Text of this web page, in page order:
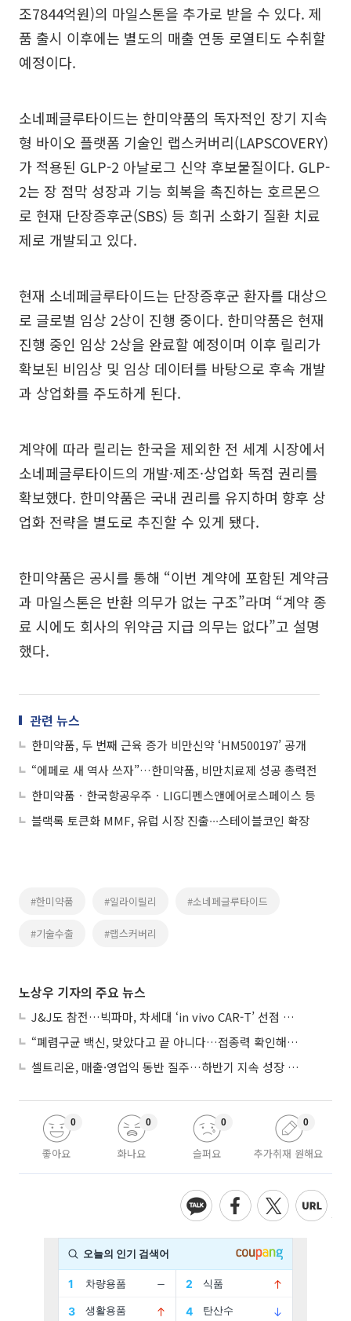
조7844억원)의 마일스톤을 추가로 받을 수 있다. 제
품 출시 이후에는 별도의 매출 연동 로열티도 수취할
예정이다.
소네페글루타이드는 한미약품의 독자적인 장기 지속
형 바이오 플랫폼 기술인 랩스커버리(LAPSCOVERY)
가 적용된 GLP-2 아날로그 신약 후보물질이다. GLP-
2는 장 점막 성장과 기능 회복을 촉진하는 호르몬으
로 현재 단장증후군(SBS) 등 희귀 소화기 질환 치료
제로 개발되고 있다.
현재 소네페글루타이드는 단장증후군 환자를 대상으
로 글로벌 임상 2상이 진행 중이다. 한미약품은 현재
진행 중인 임상 2상을 완료할 예정이며 이후 릴리가
확보된 비임상 및 임상 데이터를 바탕으로 후속 개발
과 상업화를 주도하게 된다.
계약에 따라 릴리는 한국을 제외한 전 세계 시장에서
소네페글루타이드의 개발·제조·상업화 독점 권리를
확보했다. 한미약품은 국내 권리를 유지하며 향후 상
업화 전략을 별도로 추진할 수 있게 됐다.
한미약품은 공시를 통해 “이번 계약에 포함된 계약금
과 마일스톤은 반환 의무가 없는 구조”라며 “계약 종
료 시에도 회사의 위약금 지급 의무는 없다”고 설명
했다.
관련 뉴스
한미약품, 두 번째 근육 증가 비만신약 ‘HM500197’ 공개
“에페로 새 역사 쓰자”…한미약품, 비만치료제 성공 총력전
한미약품ㆍ한국항공우주ㆍLIG디펜스앤에어로스페이스 등
블랙록 토큰화 MMF, 유럽 시장 진출∙∙∙스테이블코인 확장
#한미약품 #일라이릴리 #소네페글루타이드
#기술수출 #랩스커버리
노상우 기자의 주요 뉴스
J&J도 참전…빅파마, 차세대 ‘in vivo CAR-T’ 선점 경쟁 본격화
“폐렴구균 백신, 맞았다고 끝 아니다…접종력 확인해야”
셀트리온, 매출·영업익 동반 질주…하반기 지속 성장 전망에 주목
좋아요
0
화나요
0
슬퍼요
0
추가취재 원해요
0